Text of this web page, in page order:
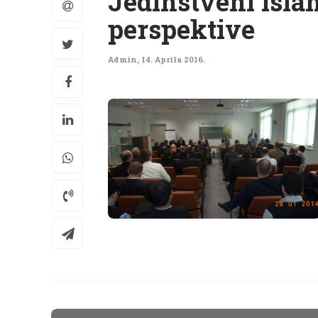
perspektive
Admin, 14. Aprila 2016.